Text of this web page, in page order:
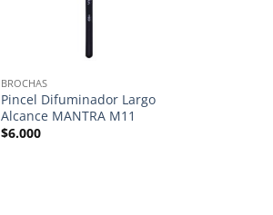
BROCHAS
Pincel Difuminador Largo
Alcance MANTRA M11
$6.000